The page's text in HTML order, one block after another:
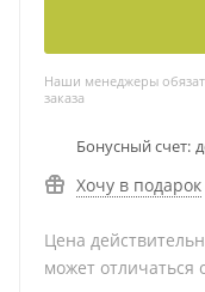
Наши менеджеры
заказа
Бонусный счет:
Хочу в подарок
Цена
может отличаться